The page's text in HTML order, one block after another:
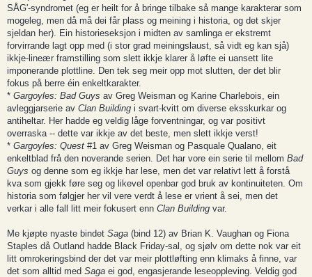
SÅG'-syndromet (eg er heilt for å bringe tilbake så mange karakterar som
mogeleg, men då må dei får plass og meining i historia, og det skjer
sjeldan her). Ein historieseksjon i midten av samlinga er ekstremt
forvirrande lagt opp med (i stor grad meiningslaust, så vidt eg kan sjå)
ikkje-lineær framstilling som slett ikkje klarer å løfte ei uansett lite
imponerande plottline. Den tek seg meir opp mot slutten, der det blir
fokus på berre éin enkeltkarakter.
* Gargoyles: Bad Guys av Greg Weisman og Karine Charlebois, ein
avleggjarserie av Clan Building i svart-kvitt om diverse eksskurkar og
antiheltar. Her hadde eg veldig låge forventningar, og var positivt
overraska -- dette var ikkje av det beste, men slett ikkje verst!
* Gargoyles: Quest #1 av Greg Weisman og Pasquale Qualano, eit
enkeltblad frå den noverande serien. Det har vore ein serie til mellom Bad
Guys og denne som eg ikkje har lese, men det var relativt lett å forstå
kva som gjekk føre seg og likevel openbar god bruk av kontinuiteten. Om
historia som følgjer her vil vere verdt å lese er vrient å sei, men det
verkar i alle fall litt meir fokusert enn Clan Building var.
Me kjøpte nyaste bindet Saga (bind 12) av Brian K. Vaughan og Fiona
Staples då Outland hadde Black Friday-sal, og sjølv om dette nok var eit
litt omrokeringsbind der det var meir plottløfting enn klimaks å finne, var
det som alltid med Saga ei god, engasjerande leseoppleving. Veldig god